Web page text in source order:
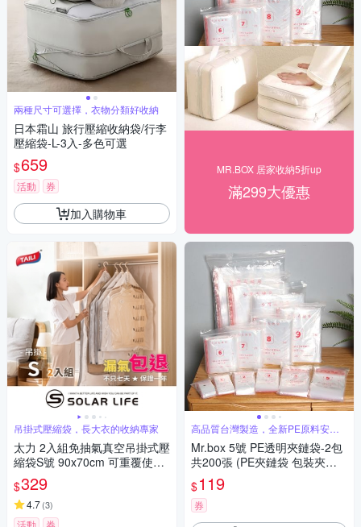
兩種尺寸可選擇，衣物分類好收納
日本霜山 旅行壓縮收納袋/行李
壓縮袋-L-3入-多色可選
$659
活動 券
加入購物車
吊掛式壓縮袋，長大衣的收納專家
太力 2入組免抽氣真空吊掛式壓
縮袋S號 90x70cm 可重覆使用
專利加厚款.衣服收納袋 棉被壓
縮袋 吊掛收納袋 手壓真空袋 換
季外套
$329
4.7(3)
MR.BOX 居家收納5折up
滿299大優惠
高品質台灣製造，全新PE原料安全
無異味
Mr.box 5號 PE透明夾鏈袋-2包
共200張 (PE夾鏈袋 包裝夾鏈
袋 食物夾鏈袋 分裝袋 密封袋
收納袋 飾品袋)
$119
券